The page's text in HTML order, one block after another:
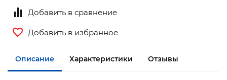
Добавить в сравнение
Добавить в избранное
Описание Характеристики Отзывы